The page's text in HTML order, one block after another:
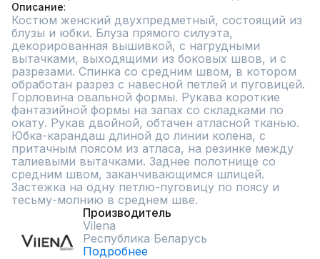
Описание
Костюм женский двухпредметный, состоящий из
блузы и юбки. Блуза прямого силуэта,
декорированная вышивкой, с нагрудными
вытачками, выходящими из боковых швов, и с
разрезами. Спинка со средним швом, в котором
обработан разрез с навесной петлей и пуговицей.
Горловина овальной формы. Рукава короткие
фантазийной формы на запах со складками по
окату. Рукав двойной, обтачен атласной тканью.
Юбка-карандаш длиной до линии колена, с
притачным поясом из атласа, на резинке между
талиевыми вытачками. Заднее полотнище со
средним швом, заканчивающимся шлицей.
Застежка на одну петлю-пуговицу по поясу и
тесьму-молнию в среднем шве.
Производитель
Vilena
Республика Беларусь
Подробнее